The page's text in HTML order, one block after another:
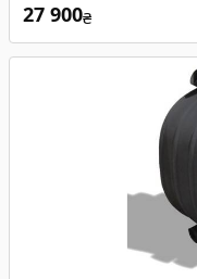
27 900₴